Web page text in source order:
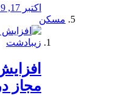
اکتبر 17, 2019
مسکن
مجاز